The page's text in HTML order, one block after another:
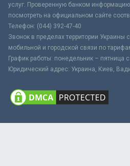
услуг. Проверенную банком
посмотреть на официальном сайте
Телефон: (044) 392-47-40
Звонок в пределах территории Украины
мобильной и городской связи по
График работы: понедельник – пятница
Юридический адрес: Украина, Киев,